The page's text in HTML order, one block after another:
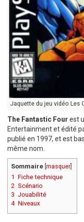
Jaquette du jeu vidéo Les
The Fantastic Four est
Entertainment et édité
publié en 1997, et est
même nom.
Sommaire masquer
1 Fiche technique
2 Scénario
3 Jouabilité
4 Niveaux